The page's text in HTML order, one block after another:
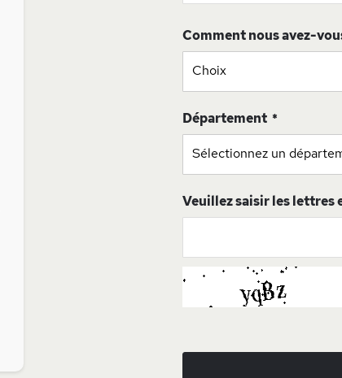
Comment nous avez-
Département
Veuillez saisir les lettres